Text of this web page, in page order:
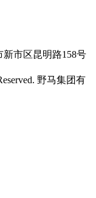
市区昆明路158号
野马集团有